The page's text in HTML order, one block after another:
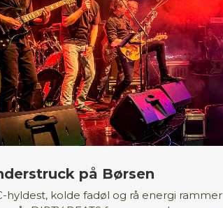
på Børsen
hyldest, kolde fadøl og rå energi rammer